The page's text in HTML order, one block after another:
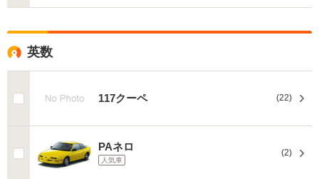
英数
117クーペ (22)
PAネロ
人気車
(2)